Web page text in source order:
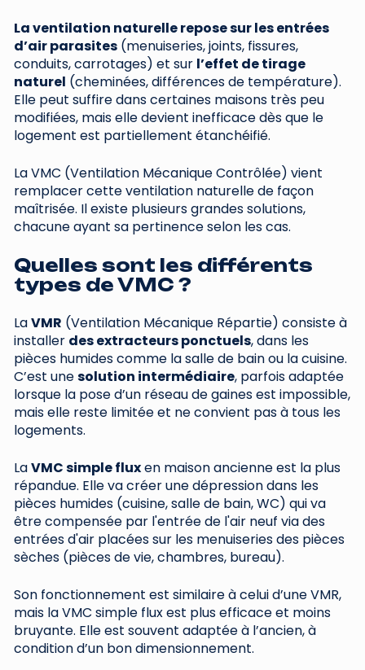
La ventilation naturelle repose sur les entrées
d’air parasites (menuiseries, joints, fissures,
conduits, carrotages) et sur l’effet de tirage
naturel (cheminées, différences de température).
Elle peut suffire dans certaines maisons très peu
modifiées, mais elle devient inefficace dès que le
logement est partiellement étanchéifié.
La VMC (Ventilation Mécanique Contrôlée) vient
remplacer cette ventilation naturelle de façon
maîtrisée. Il existe plusieurs grandes solutions,
chacune ayant sa pertinence selon les cas.
Quelles sont les différents
types de VMC ?
LaVMR (Ventilation Mécanique Répartie) consiste à
installer des extracteurs ponctuels, dans les
pièces humides comme la salle de bain ou la cuisine.
C’est unesolution intermédiaire, parfois adaptée
lorsque la pose d’un réseau de gaines est impossible,
mais elle reste limitée et ne convient pas à tous les
logements.
LaVMC simple fluxen maison ancienne est la plus
répandue. Elle va créer une dépression dans les
pièces humides (cuisine, salle de bain, WC) qui va
être compensée par l'entrée de l'air neuf via des
entrées d'air placées sur les menuiseries des pièces
sèches (pièces de vie, chambres, bureau).
Son fonctionnement est similaire à celui d’une VMR,
mais la VMC simple flux est plus efficace et moins
bruyante. Elle est souvent adaptée à l’ancien, à
condition d’un bon dimensionnement.